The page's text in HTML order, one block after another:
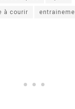
à courir
entraineme